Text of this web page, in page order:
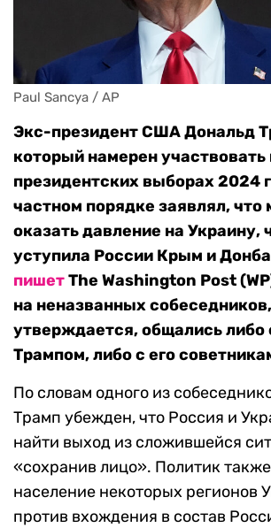
Paul Sancya / AP
Экс-президент США Дональд
который намерен участвовать
президентских выборах 2024
частном порядке заявлял, что
оказать давление на Украину,
уступила России Крым и
пишетThe Washington Post
на неназванных
утверждается, общались либо
Трампом, либо с его
По словам одного из
Трамп убежден, что Россия и
найти выход из сложившейся
«сохранив лицо». Политик также
население некоторых регионов
против вхождения в состав